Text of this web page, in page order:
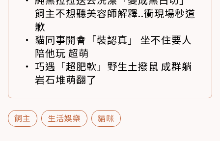
飼主不想聽美容師解釋..衝現場秒道
歉
貓同事開會「裝認真」 坐不住要人
陪他玩 超萌
巧遇「超肥軟」野生土撥鼠 成群躺
岩石堆萌翻了
飼主 生活娛樂 貓咪